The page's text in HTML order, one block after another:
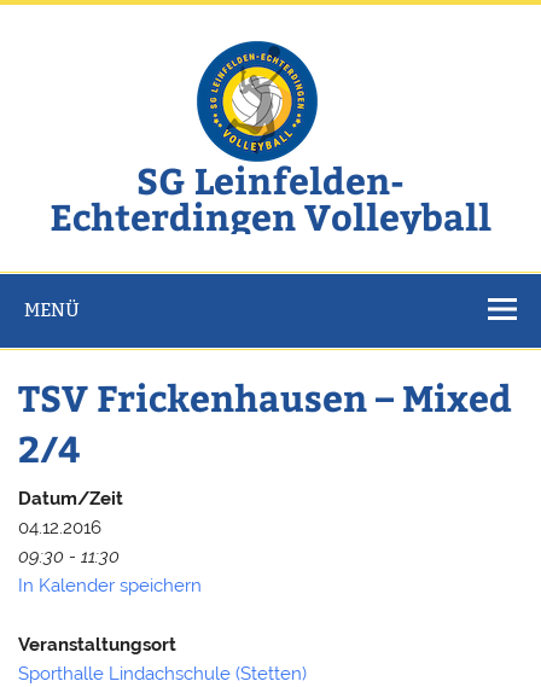
Zum
SG Leinfelden-
Echterdingen Volleyball
MENÜ
TSV Frickenhausen – Mixed
2/4
Datum/Zeit
04.12.2016
09:30 - 11:30
In Kalender speichern
Veranstaltungsort
Sporthalle Lindachschule (Stetten)